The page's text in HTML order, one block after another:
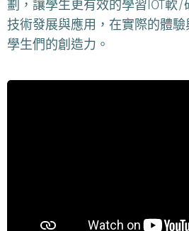
劃，讓學生更有效的學習IOT軟
技術發展與應用，在實際的體
學生們的創造力。